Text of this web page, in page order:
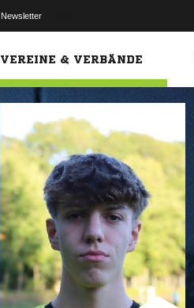
Newsletter
VEREINE & VERBÄNDE